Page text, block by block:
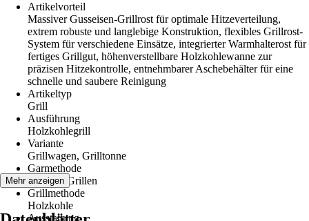
Artikelvorteil
Massiver Gusseisen-Grillrost für optimale Hitzeverteilung,
extrem robuste und langlebige Konstruktion, flexibles Grillrost-
System für verschiedene Einsätze, integrierter Warmhalterost für
fertiges Grillgut, höhenverstellbare Holzkohlewanne zur
präzisen Hitzekontrolle, entnehmbarer Aschebehälter für eine
schnelle und saubere Reinigung
Artikeltyp
Grill
Ausführung
Holzkohlegrill
Variante
Grillwagen, Grilltonne
Garmethode
Direktes Grillen
Grillmethode
Holzkohle
Ausstattung
Mehr anzeigen